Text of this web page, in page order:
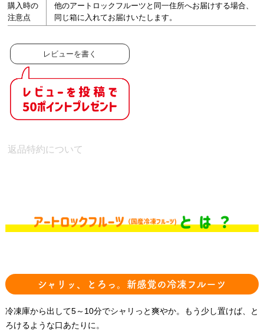
購入時の
注意点
他のアートロックフルーツと同一住所へお届けする場合、
同じ箱に入れてお届けいたします。
レビューを書く
返品特約について
シャリッ、とろっ。新感覚の冷凍フルーツ
冷凍庫から出して5～10分でシャリっと爽やか。もう少し置けば、と
ろけるような口あたりに。